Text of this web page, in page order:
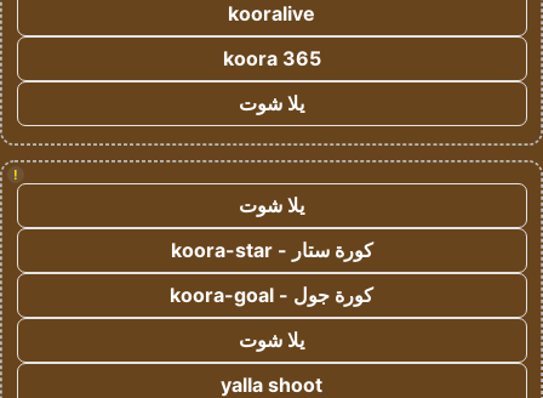
kooralive
koora 365
يلا شوت
!
يلا شوت
كورة ستار - koora-star
كورة جول - koora-goal
يلا شوت
yalla shoot